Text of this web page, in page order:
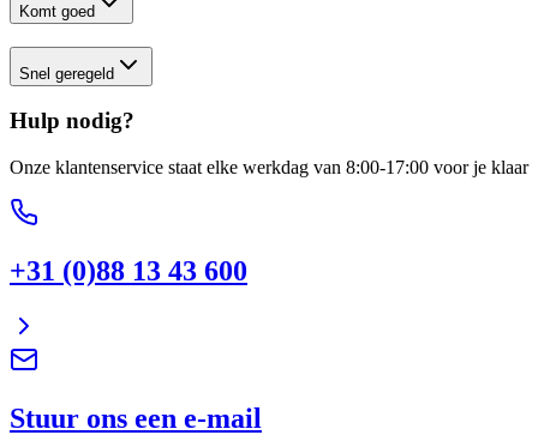
Komt goed
Snel geregeld
Hulp nodig?
Onze klantenservice staat elke werkdag van 8:00-17:00 voor je klaar
+31 (0)88 13 43 600
Stuur ons een e-mail